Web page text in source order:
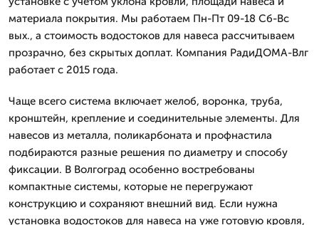
материала покрытия. Мы работаем Пн-Пт 09-18 Сб-Вс
вых., а стоимость водостоков для навеса рассчитываем
прозрачно, без скрытых доплат. Компания РадиДОМА-Влг
работает с 2015 года.
Чаще всего система включает желоб, воронка, труба,
кронштейн, крепление и соединительные элементы. Для
навесов из металла, поликарбоната и профнастила
подбираются разные решения по диаметру и способу
фиксации. В Волгоград особенно востребованы
компактные системы, которые не перегружают
конструкцию и сохраняют внешний вид. Если нужна
установка водостоков для навеса на уже готовую кровля,